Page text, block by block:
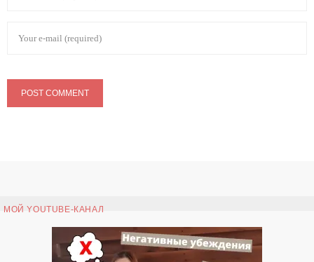
МОЙ YOUTUBE-КАНАЛ